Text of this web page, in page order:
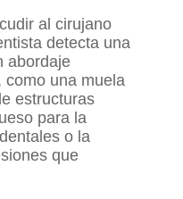
al cirujano
detecta una
abordaje
como una muela
estructuras
para la
o la
que